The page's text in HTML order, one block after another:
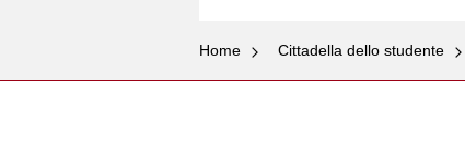
Home Cittadella dello studente